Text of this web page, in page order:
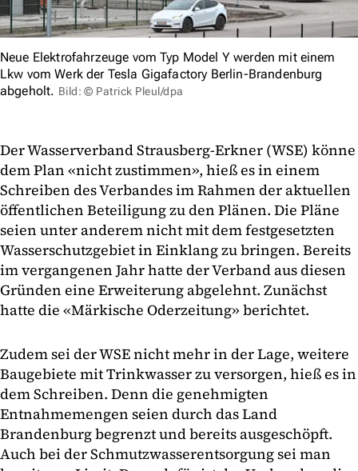
Neue Elektrofahrzeuge vom Typ Model Y werden mit einem
Lkw vom Werk der Tesla Gigafactory Berlin-Brandenburg
abgeholt. Bild: © Patrick Pleul/dpa
Der Wasserverband Strausberg-Erkner (WSE) könne
dem Plan «nicht zustimmen», hieß es in einem
Schreiben des Verbandes im Rahmen der aktuellen
öffentlichen Beteiligung zu den Plänen. Die Pläne
seien unter anderem nicht mit dem festgesetzten
Wasserschutzgebiet in Einklang zu bringen. Bereits
im vergangenen Jahr hatte der Verband aus diesen
Gründen eine Erweiterung abgelehnt. Zunächst
hatte die «Märkische Oderzeitung» berichtet.
Zudem sei der WSE nicht mehr in der Lage, weitere
Baugebiete mit Trinkwasser zu versorgen, hieß es in
dem Schreiben. Denn die genehmigten
Entnahmemengen seien durch das Land
Brandenburg begrenzt und bereits ausgeschöpft.
Auch bei der Schmutzwasserentsorgung sei man